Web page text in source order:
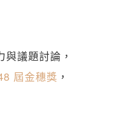
議題討論，
屆金穗獎 ，